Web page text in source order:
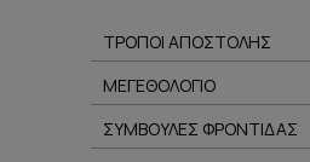
ΤΡΟΠΟΙ ΑΠΟΣΤΟΛΗΣ
ΜΕΓΕΘΟΛΟΓΙΟ
ΣΥΜΒΟΥΛΕΣ ΦΡΟΝΤΙΔΑΣ